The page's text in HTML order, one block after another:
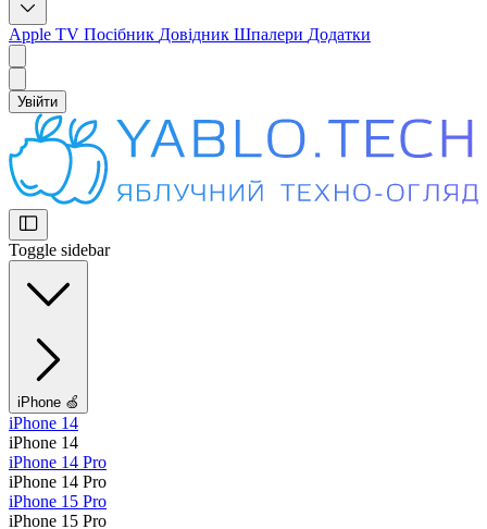
Apple TV Посібник Довідник Шпалери Додатки
Увійти
Toggle sidebar
iPhone 🍏
iPhone 14
iPhone 14
iPhone 14 Pro
iPhone 14 Pro
iPhone 15 Pro
iPhone 15 Pro